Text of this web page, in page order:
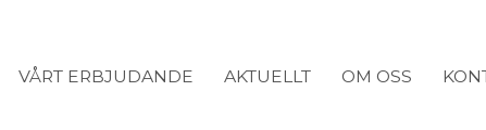
VÅRT ERBJUDANDE AKTUELLT OM OSS